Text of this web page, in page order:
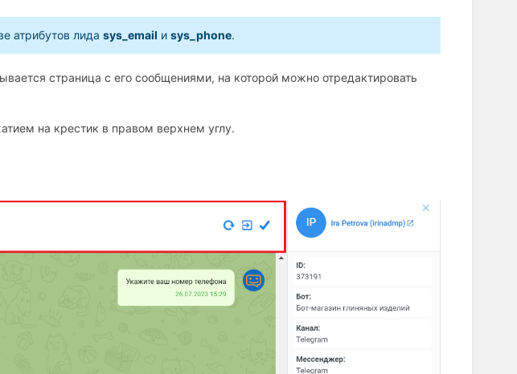
атрибутов лида sys_email и sys_phone.
страница с его сообщениями, на которой можно отредактировать
на крестик в правом верхнем углу.